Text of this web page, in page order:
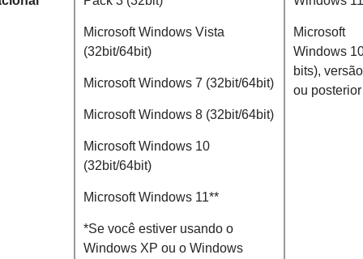
Microsoft Windows Vista
(32bit/64bit)
Microsoft Windows 7 (32bit/64bit)
Microsoft Windows 8 (32bit/64bit)
Microsoft Windows 10
(32bit/64bit)
Microsoft Windows 11**
*Se você estiver usando o
Windows XP ou o Windows
Microsoft
Windows
bits),
ou posterior